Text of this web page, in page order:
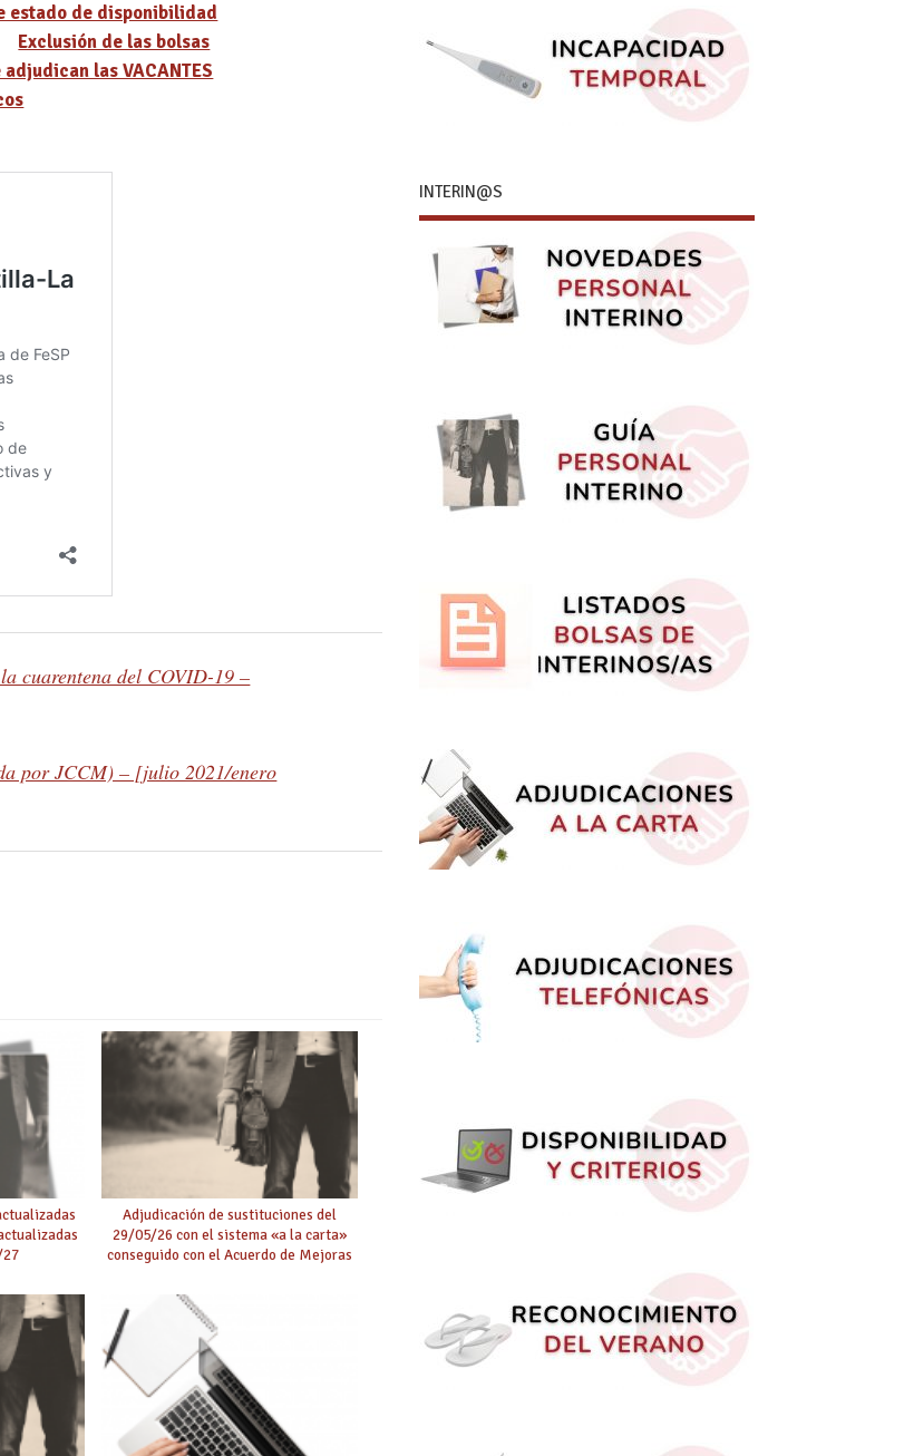
estado de disponibilidad
Exclusión de las bolsas
adjudican las VACANTES
cuarentena del COVID-19 –
por JCCM) – [julio 2021/enero
Adjudicación de sustituciones del
29/05/26 con el sistema «a la carta»
conseguido con el Acuerdo de Mejoras
INTERIN@S